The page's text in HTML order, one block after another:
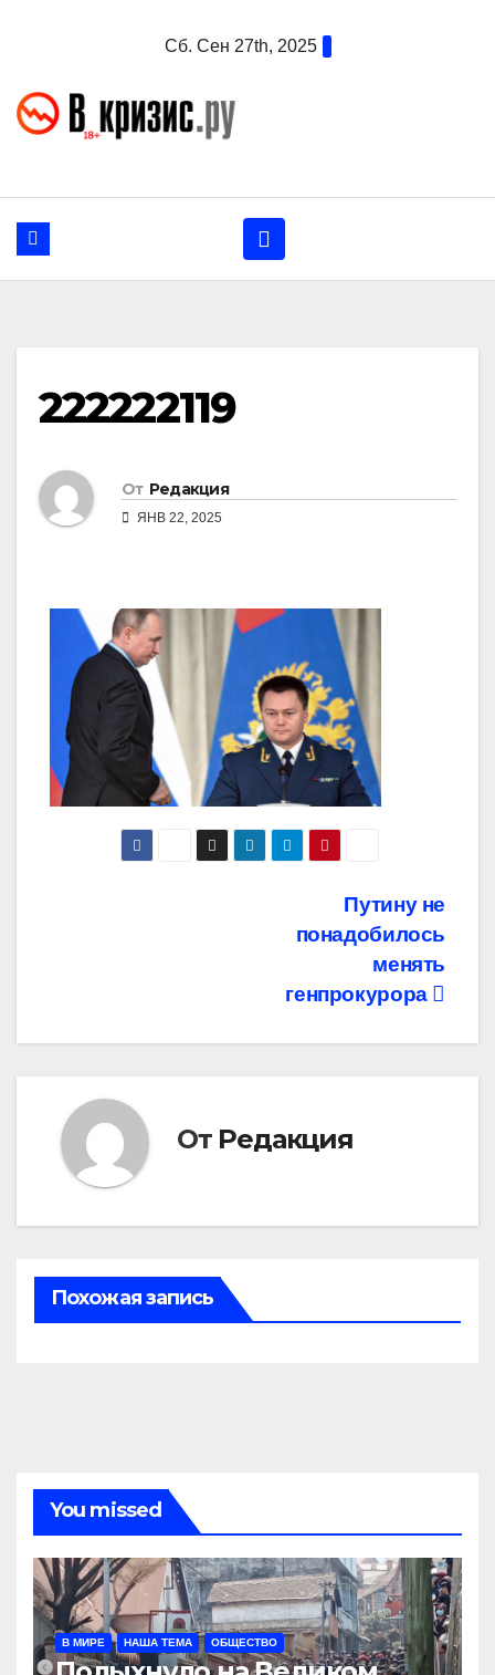
Сб. Сен 27th, 2025
222222119
От Редакция
ЯНВ 22, 2025
Путину не
понадобилось
менять
генпрокурора
От Редакция
Похожая запись
You missed
В МИРЕ НАША ТЕМА ОБЩЕСТВО